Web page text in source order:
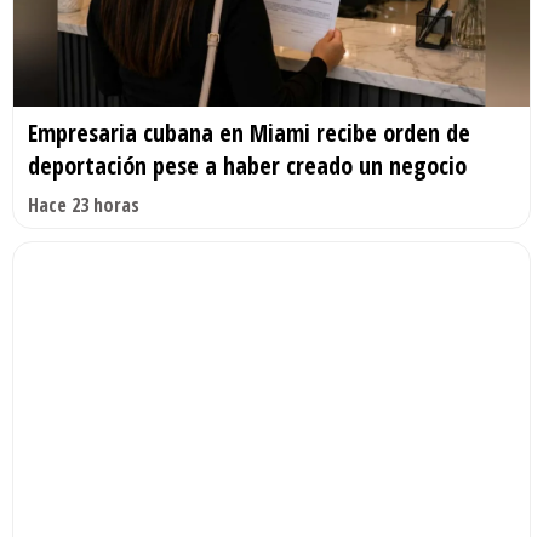
Empresaria cubana en Miami recibe orden de
deportación pese a haber creado un negocio
Hace 23 horas